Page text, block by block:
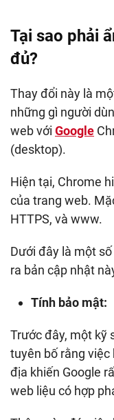
Tại sao phải
đủ?
Thay đổi này là
những gì người
web với Google
(desktop).
Hiện tại, Chrome
của trang web.
HTTPS, và www.
Dưới đây là một
ra bản cập nhật
Tính bảo mật:
Trước đây, một kỹ
tuyên bố rằng việc
địa khiến Google
web liệu có hợp